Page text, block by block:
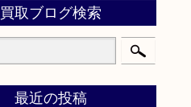
買取ブログ検索
最近の投稿